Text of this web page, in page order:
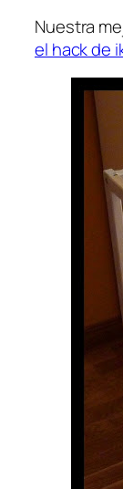
Nuestra
el hack de